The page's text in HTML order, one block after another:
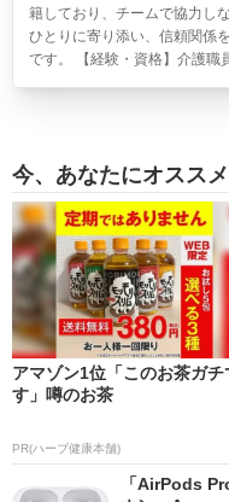
籍しており、チームで協力し
ひとりに寄り添い、信頼関係
です。 【経験・資格】介護職
今、あなたにオススメ
アマゾン1位「このお茶ガチ
す」噂のお茶
PR(ハーブ健康本舗)
「AirPods